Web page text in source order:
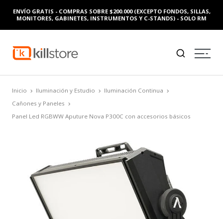
ENVÍO GRATIS - COMPRAS SOBRE $200.000 (EXCEPTO FONDOS, SILLAS,
MONITORES, GABINETES, INSTRUMENTOS Y C-STANDS) - SOLO RM
Inicio Iluminación y Estudio
Iluminación Continua
Cañones y Paneles
Panel Led RGBWW Aputure Nova P300C con accesorios básicos